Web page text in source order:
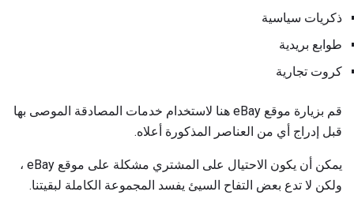
ذكريات سياسية
طوابع بريدية
كروت تجارية
قم بزيارة موقع eBay هنا لاستخدام خدمات المصادقة الموصى بها
قبل إدراج أي من العناصر المذكورة أعلاه.
يمكن أن يكون الاحتيال على المشتري مشكلة على موقع eBay ،
ولكن لا تدع بعض التفاح السيئ يفسد المجموعة الكاملة لبقيتنا.